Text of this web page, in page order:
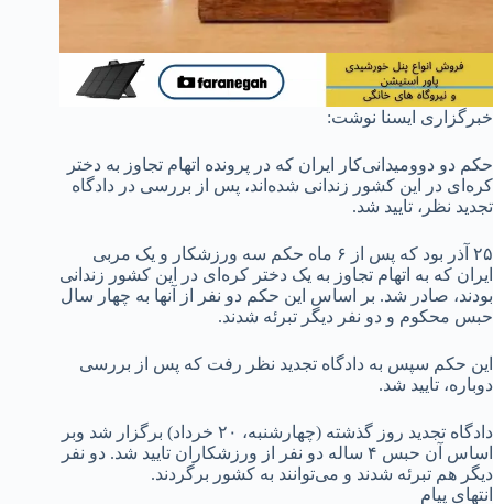
خبرگزاری ایسنا نوشت:
حکم دو دوومیدانی‌کار ایران که در پرونده اتهام تجاوز به دختر
کره‌ای در این کشور زندانی شده‌اند، پس از بررسی در دادگاه
تجدید نظر، تایید شد.
۲۵ آذر بود که پس از ۶ ماه حکم سه ورزشکار و یک مربی
ایران که به اتهام تجاوز به یک دختر کره‌ای در این کشور زندانی
بودند، صادر شد. بر اساس این حکم دو نفر از آنها به چهار سال
حبس محکوم و دو نفر دیگر تبرئه شدند.
این حکم سپس به دادگاه تجدید نظر رفت که پس از بررسی
دوباره، تایید شد.
دادگاه تجدید روز گذشته (چهارشنبه، ۲۰ خرداد) برگزار شد وبر
اساس آن حبس ۴ ساله دو نفر از ورزشکاران تایید شد. دو نفر
دیگر هم تبرئه شدند و می‌توانند به کشور برگردند.
انتهای پیام